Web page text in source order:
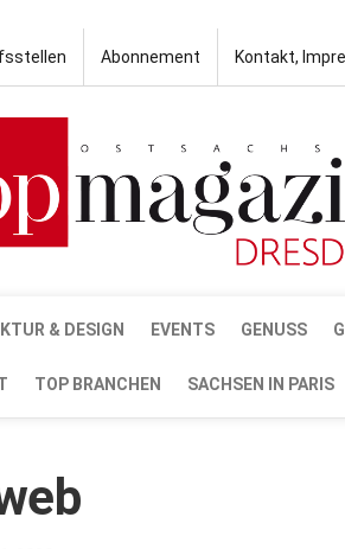
Abonnement Kontakt,
& DESIGN EVENTS GENUSS
TOP BRANCHEN SACHSEN IN PARIS